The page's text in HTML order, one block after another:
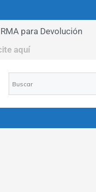
RMA para Devolución
aquí